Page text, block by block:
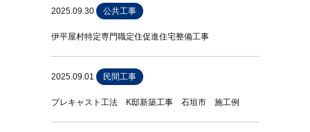
2025.09.30 公共工事
伊平屋村特定専門職定住促進住宅整備工事
2025.09.01 民間工事
プレキャスト工法 K邸新築工事 石垣市 施工例